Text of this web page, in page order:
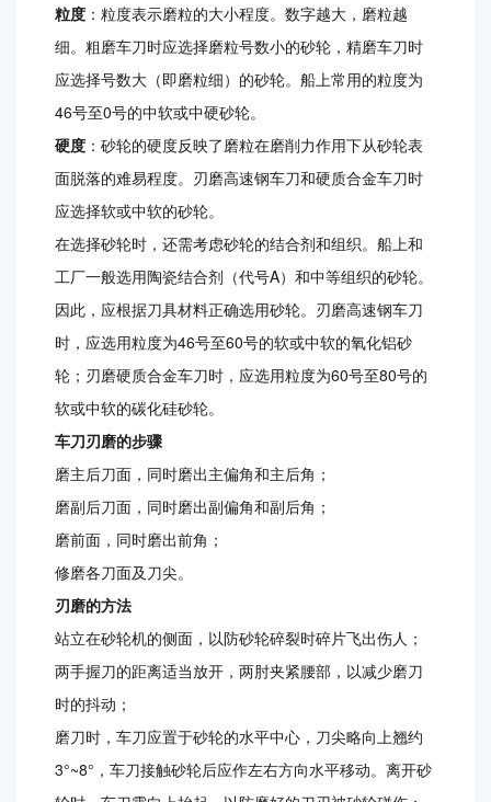
粒度 ：粒度表示磨粒的大小程度。数字越大，磨粒越
细。粗磨车刀时应选择磨粒号数小的砂轮，精磨车刀时
应选择号数大（即磨粒细）的砂轮。船上常用的粒度为
46号至0号的中软或中硬砂轮。
硬度 ：砂轮的硬度反映了磨粒在磨削力作用下从砂轮表
面脱落的难易程度。刃磨高速钢车刀和硬质合金车刀时
应选择软或中软的砂轮。
在选择砂轮时，还需考虑砂轮的结合剂和组织。船上和
工厂一般选用陶瓷结合剂（代号A）和中等组织的砂轮。
因此，应根据刀具材料正确选用砂轮。刃磨高速钢车刀
时，应选用粒度为46号至60号的软或中软的氧化铝砂
轮；刃磨硬质合金车刀时，应选用粒度为60号至80号的
软或中软的碳化硅砂轮。
车刀刃磨的步骤
磨主后刀面，同时磨出主偏角和主后角；
磨副后刀面，同时磨出副偏角和副后角；
磨前面，同时磨出前角；
修磨各刀面及刀尖。
刃磨的方法
站立在砂轮机的侧面，以防砂轮碎裂时碎片飞出伤人；
两手握刀的距离适当放开，两肘夹紧腰部，以减少磨刀
时的抖动；
磨刀时，车刀应置于砂轮的水平中心，刀尖略向上翘约
3°~8°，车刀接触砂轮后应作左右方向水平移动。离开砂